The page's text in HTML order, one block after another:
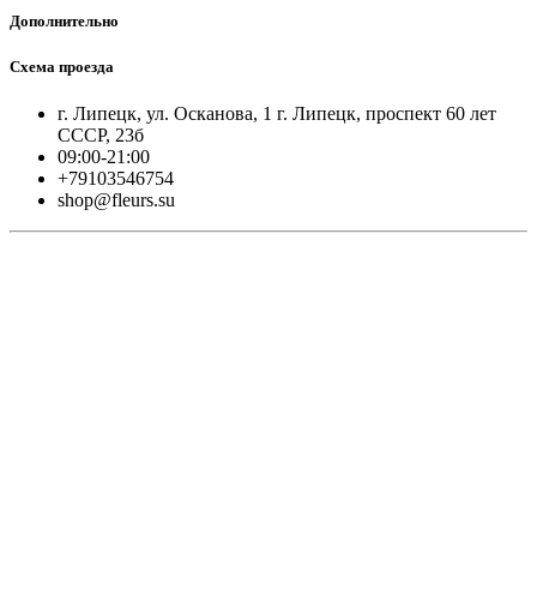
Дополнительно
Схема проезда
г. Липецк, ул. Осканова, 1 г. Липецк, проспект 60 лет
СССР, 23б
09:00-21:00
+79103546754
shop@fleurs.su